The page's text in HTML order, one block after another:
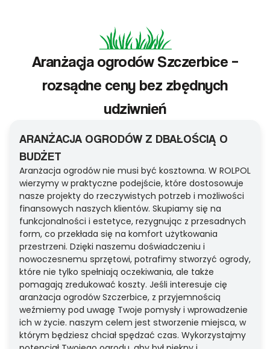
Aranżacja ogrodów Szczerbice –
rozsądne ceny bez zbędnych
udziwnień
ARANŻACJA OGRODÓW Z DBAŁOŚCIĄ O
BUDŻET
Aranżacja ogrodów nie musi być kosztowna. W ROLPOL
wierzymy w praktyczne podejście, które dostosowuje
nasze projekty do rzeczywistych potrzeb i możliwości
finansowych naszych klientów. Skupiamy się na
funkcjonalności i estetyce, rezygnując z przesadnych
form, co przekłada się na komfort użytkowania
przestrzeni. Dzięki naszemu doświadczeniu i
nowoczesnemu sprzętowi, potrafimy stworzyć ogrody,
które nie tylko spełniają oczekiwania, ale także
pomagają zredukować koszty. Jeśli interesuje cię
aranżacja ogrodów Szczerbice, z przyjemnością
weźmiemy pod uwagę Twoje pomysły i wprowadzenie
ich w życie. naszym celem jest stworzenie miejsca, w
którym będziesz chciał spędzać czas. Wykorzystajmy